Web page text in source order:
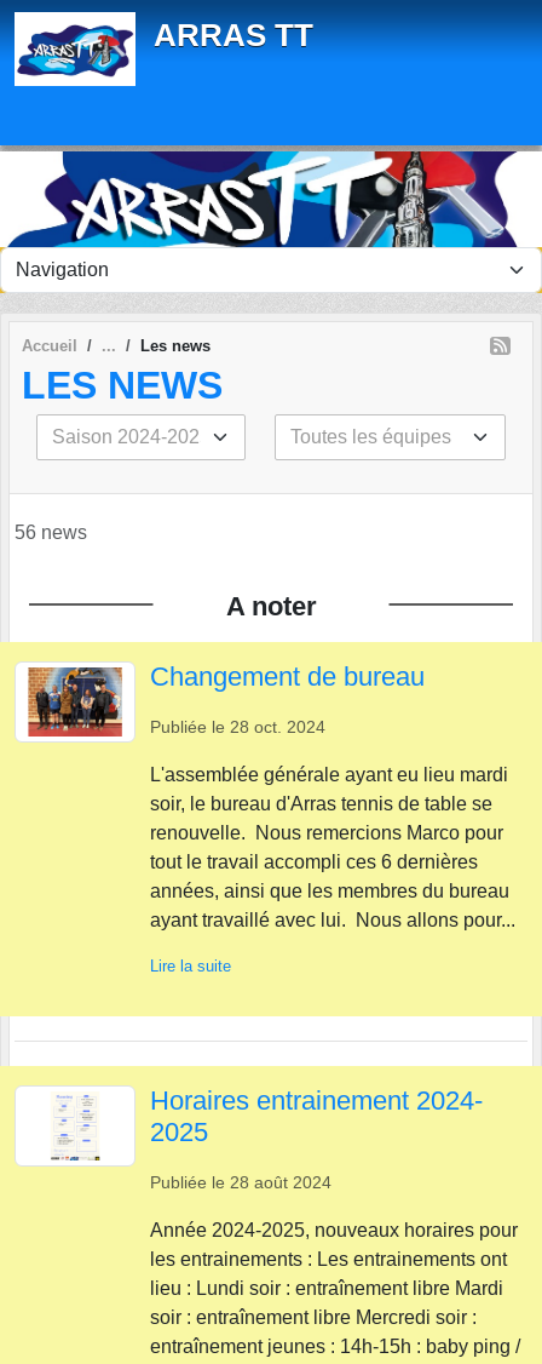
ARRAS TT
Accueil Les news
LES NEWS
56 news
A noter
Changement de bureau
Publiée le 28 oct. 2024
L'assemblée générale ayant eu lieu mardi
soir, le bureau d'Arras tennis de table se
renouvelle. Nous remercions Marco pour
tout le travail accompli ces 6 dernières
années, ainsi que les membres du bureau
ayant travaillé avec lui. Nous allons pour...
Lire la suite
Horaires entrainement 2024-
2025
Publiée le 28 août 2024
Année 2024-2025, nouveaux horaires pour
les entrainements : Les entrainements ont
lieu : Lundi soir : entraînement libre Mardi
soir : entraînement libre Mercredi soir :
entraînement jeunes : 14h-15h : baby ping /
Panneau de gestion des cookies